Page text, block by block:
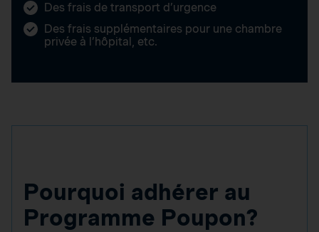
Des frais de transport d’urgence
Des frais supplémentaires pour une chambre
privée à l’hôpital, etc.
Pourquoi adhérer au
Programme Poupon?